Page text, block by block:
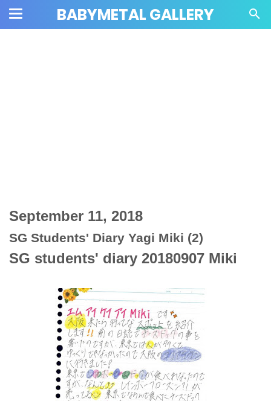
BABYMETAL GALLERY
September 11, 2018
SG Students' Diary Yagi Miki (2)
SG students' diary 20180907 Miki